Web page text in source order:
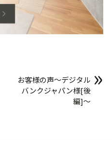
お客様の声〜デジタル
バンクジャパン様[後
編]〜
»